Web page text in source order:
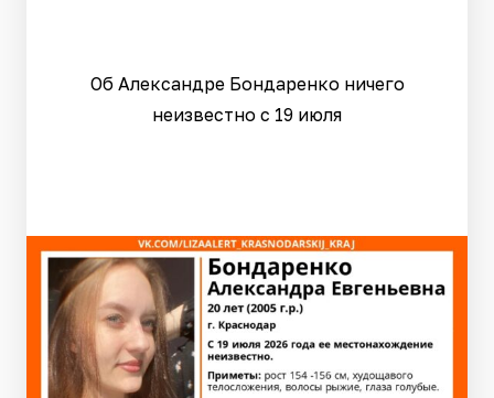
Об Александре Бондаренко ничего
неизвестно с 19 июля